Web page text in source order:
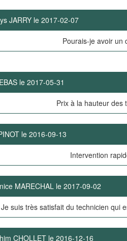
JARRY le 2017-02-07
Pourais-je avoir un
le 2017-05-31
Prix à la hauteur des
le 2016-09-13
Intervention
MARECHAL le 2017-09-02
Je suis très satisfait du technicien qui
CHOLLET le 2016-12-16